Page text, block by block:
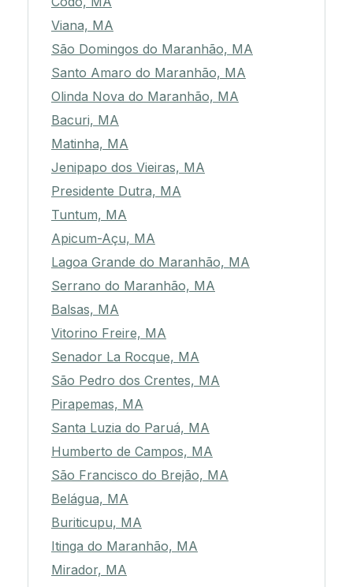
Viana, MA
São Domingos do Maranhão, MA
Santo Amaro do Maranhão, MA
Olinda Nova do Maranhão, MA
Bacuri, MA
Matinha, MA
Jenipapo dos Vieiras, MA
Presidente Dutra, MA
Tuntum, MA
Apicum-Açu, MA
Lagoa Grande do Maranhão, MA
Serrano do Maranhão, MA
Balsas, MA
Vitorino Freire, MA
Senador La Rocque, MA
São Pedro dos Crentes, MA
Pirapemas, MA
Santa Luzia do Paruá, MA
Humberto de Campos, MA
São Francisco do Brejão, MA
Belágua, MA
Buriticupu, MA
Itinga do Maranhão, MA
Mirador, MA